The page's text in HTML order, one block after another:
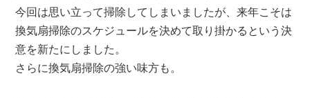
今回は思い立って掃除してしまいましたが、来年こそは
換気扇掃除のスケジュールを決めて取り掛かるという決
意を新たにしました。
さらに換気扇掃除の強い味方も。